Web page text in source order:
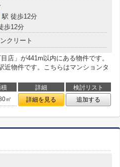
駅 徒歩12分
歩12分
クリート
店」が441m以内にある物件です。
近物件です。こちらはマンションタ
詳細
検討リスト
㎡ 詳細を見る 追加する